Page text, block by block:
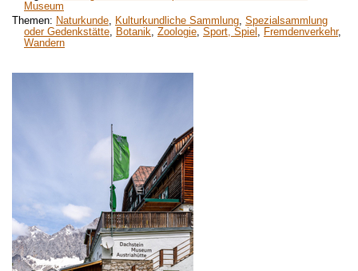
Museum
Themen: Naturkunde Kulturkundliche Sammlung Spezialsammlung
oder Gedenkstätte
Botanik Zoologie Sport, Spiel Fremdenverkehr,
Wandern